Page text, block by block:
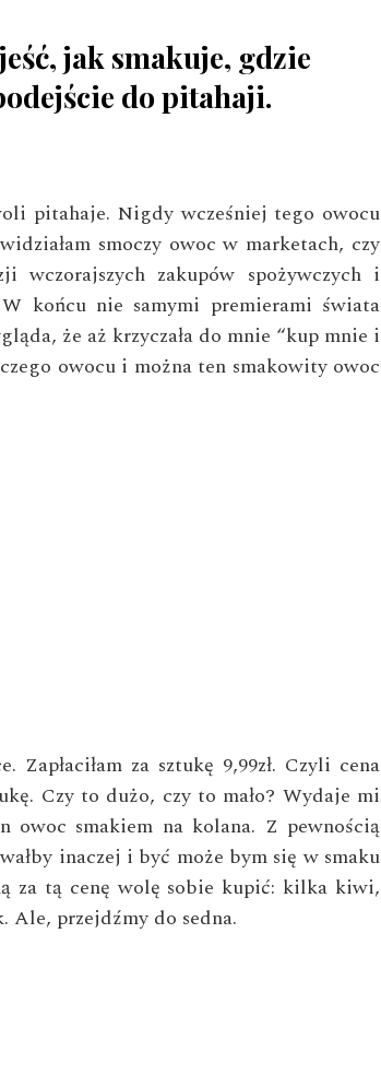
jak smakuje, gdzie
do pitahaji.
pitahaje. Nigdy wcześniej tego owocu
smoczy owoc w marketach, czy
wczorajszych zakupów spożywczych i
końcu nie samymi premierami świata
że aż krzyczała do mnie “kup mnie i
owocu i można ten smakowity owoc
za sztukę 9,99zł. Czyli cena
Czy to dużo, czy to mało? Wydaje mi
smakiem na kolana. Z pewnością
inaczej i być może bym się w smaku
za tą cenę wolę sobie kupić: kilka kiwi,
Ale, przejdźmy do sedna.